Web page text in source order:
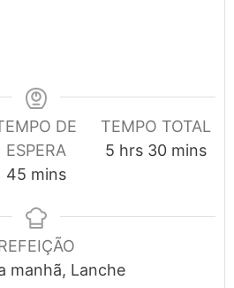
DE
ESPERA
45minutes
mins
TEMPO TOTAL
5hours
hrs 30minutes
mins
manhã, Lanche